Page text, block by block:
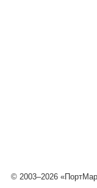
© 2003–2026